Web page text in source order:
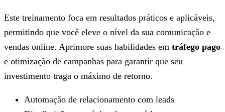
Este treinamento foca em resultados práticos e aplicáveis,
permitindo que você eleve o nível da sua comunicação e
vendas online. Aprimore suas habilidades em tráfego pago
e otimização de campanhas para garantir que seu
investimento traga o máximo de retorno.
Automação de relacionamento com leads